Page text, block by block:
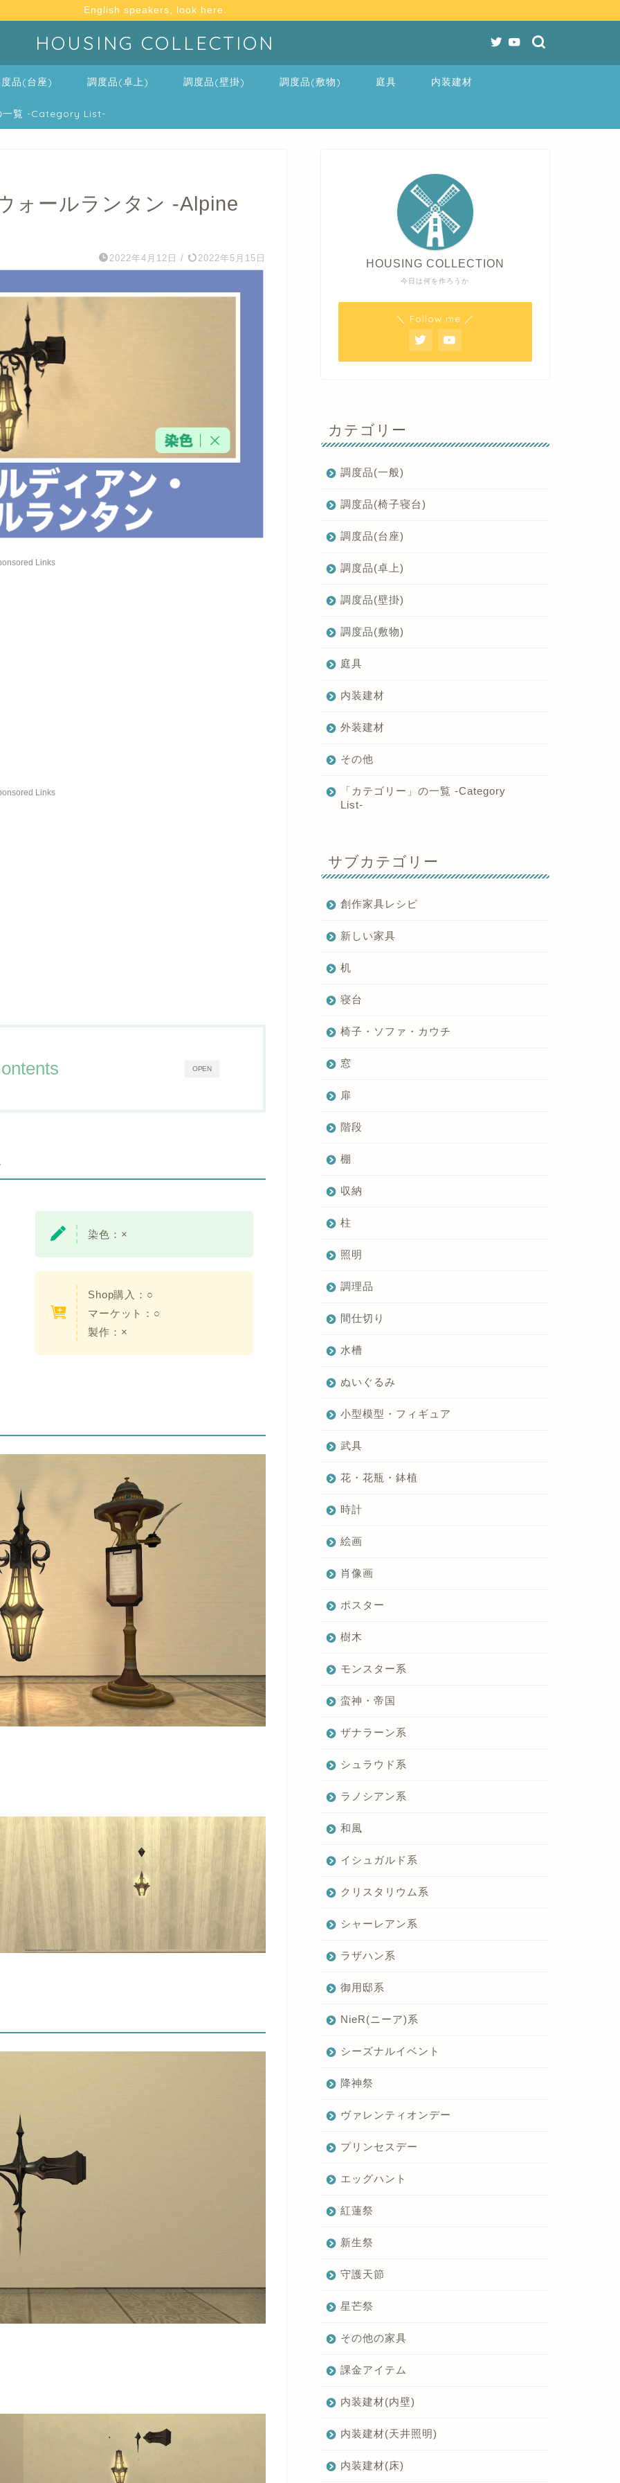
English speakers, look here.
HOUSING COLLECTION
品(台座) 調度品(卓上) 調度品(壁掛) 調度品(敷物) 庭具 内装建材
一覧 -Category List-
ォールランタン -Alpine
2022年4月12日 / 2022年5月15日
Links
Links
OPEN
染色：×
Shop購入：○
マーケット：○
製作：×
今日は何を作ろうか
HOUSING COLLECTION
＼ Follow me ／
カテゴリー
調度品(一般)
調度品(椅子寝台)
調度品(台座)
調度品(卓上)
調度品(壁掛)
調度品(敷物)
庭具
内装建材
外装建材
その他
「カテゴリー」の一覧 -Category
List-
サブカテゴリー
創作家具レシピ
新しい家具
机
寝台
椅子・ソファ・カウチ
窓
扉
階段
棚
収納
柱
照明
調理品
間仕切り
水槽
ぬいぐるみ
小型模型・フィギュア
武具
花・花瓶・鉢植
時計
絵画
肖像画
ポスター
樹木
モンスター系
蛮神・帝国
ザナラーン系
シュラウド系
ラノシアン系
和風
イシュガルド系
クリスタリウム系
シャーレアン系
ラザハン系
御用邸系
NieR(ニーア)系
シーズナルイベント
降神祭
ヴァレンティオンデー
プリンセスデー
エッグハント
紅蓮祭
新生祭
守護天節
星芒祭
その他の家具
課金アイテム
内装建材(内壁)
内装建材(天井照明)
内装建材(床)